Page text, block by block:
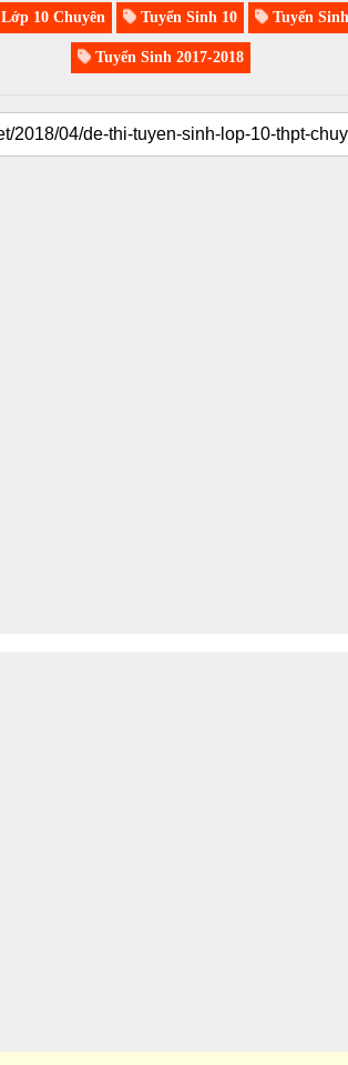
Lớp 10 Chuyên Tuyển Sinh 10 Tuyển
Tuyển Sinh 2017-2018